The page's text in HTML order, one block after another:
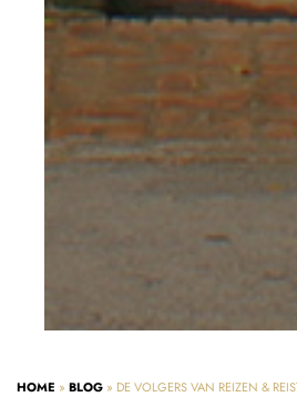
HOME » BLOG » DE VOLGERS VAN REIZEN &